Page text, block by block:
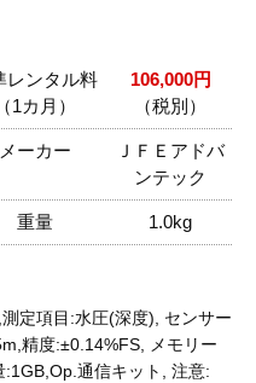
レンタル料
（1カ月）
106,000円
（税別）
メーカー
ＪＦＥアドバ
ンテック
重量 1.0kg
定項目:水圧(深度), センサー
精度:±0.14%FS, メモリー
通信キット, 注意: